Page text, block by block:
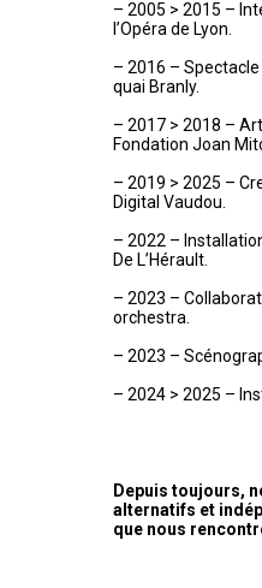
– 2005 > 2015 –
l’Opéra de Lyon.
– 2016 –
quai Branly.
– 2017 > 2018 –
Fondation Joan
– 2019 > 2025 –
Digital Vaudou.
– 2022 –
De L’Hérault.
– 2023 –
orchestra.
– 2023 –
– 2024 > 2025 –
Depuis toujours,
alternatifs et
que nous